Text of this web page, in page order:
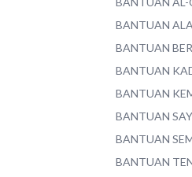
BANTUAN
BANTUAN
BANTUAN
BANTUAN
BANTUAN
BANTUAN
BANTUAN